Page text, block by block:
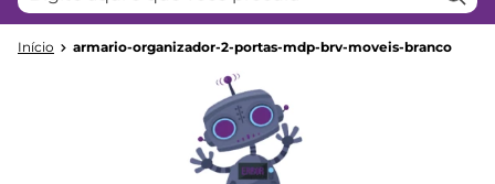
armario-organizador-2-portas-mdp-brv-moveis-branco
6º
treliche